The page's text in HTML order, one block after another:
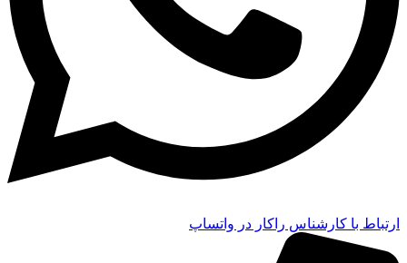
ارتباط با کارشناس راکار در واتساپ